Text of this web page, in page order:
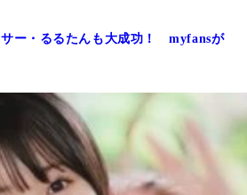
サー・るるたんも大成功！ myfansが